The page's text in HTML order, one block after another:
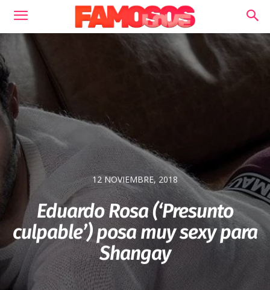
12 NOVIEMBRE, 2018
Eduardo Rosa (‘Presunto
culpable’) posa muy sexy para
Shangay